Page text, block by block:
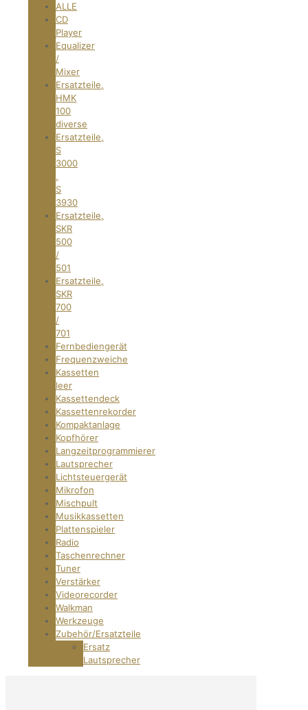
ALLE
CD
Player
Equalizer
/
Mixer
Ersatzteile,
HMK
100
diverse
Ersatzteile,
S
3000
,
S
3930
Ersatzteile,
SKR
500
/
501
Ersatzteile,
SKR
700
/
701
Fernbediengerät
Frequenzweiche
Kassetten
leer
Kassettendeck
Kassettenrekorder
Kompaktanlage
Kopfhörer
Langzeitprogrammierer
Lautsprecher
Lichtsteuergerät
Mikrofon
Mischpult
Musikkassetten
Plattenspieler
Radio
Taschenrechner
Tuner
Verstärker
Videorecorder
Walkman
Werkzeuge
Zubehör/Ersatzteile
Ersatz
Lautsprecher